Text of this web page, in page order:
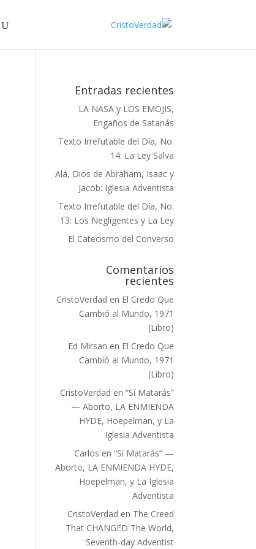
Entradas recientes
LA NASA y LOS EMOJIS,
Engaños de Satanás
Texto Irrefutable del Día, No.
14: La Ley Salva
Alá, Dios de Abraham, Isaac y
Jacob: Iglesia Adventista
Texto Irrefutable del Día, No.
13: Los Negligentes y La Ley
El Catecismo del Converso
Comentarios
recientes
CristoVerdad en El Credo Que
Cambió al Mundo, 1971
(Libro)
Ed Mirsan en El Credo Que
Cambió al Mundo, 1971
(Libro)
CristoVerdad en “Sí Matarás”
— Aborto, LA ENMIENDA
HYDE, Hoepelman, y La
Iglesia Adventista
Carlos en “Sí Matarás” —
Aborto, LA ENMIENDA HYDE,
Hoepelman, y La Iglesia
Adventista
CristoVerdad en The Creed
That CHANGED The World,
Seventh-day Adventist